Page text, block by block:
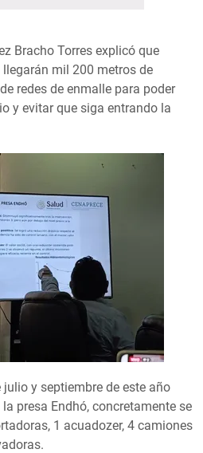
Bracho Torres explicó que
mil 200 metros de
redes de enmalle para poder
y evitar que siga entrando la
y septiembre de este año
presa Endhó, concretamente se
1 acuadozer, 4 camiones